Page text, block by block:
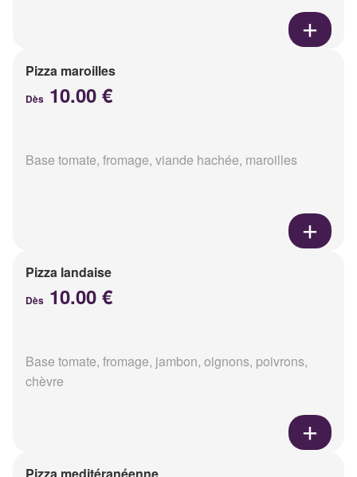
Pizza maroilles
Dès 10.00 €
Base tomate, fromage, viande hachée, maroilles
Pizza landaise
Dès 10.00 €
Base tomate, fromage, jambon, oignons, poivrons,
chèvre
Pizza meditéranéenne